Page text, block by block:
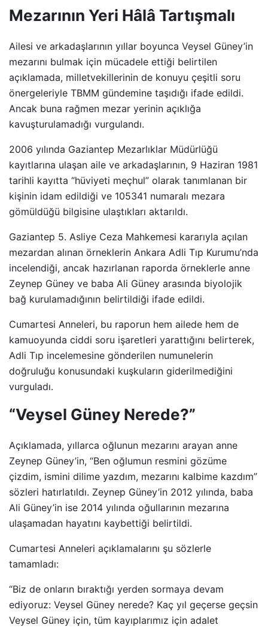
Mezarının Yeri Hâlâ Tartışmalı
Ailesi ve arkadaşlarının yıllar boyunca Veysel Güney’in
mezarını bulmak için mücadele ettiği belirtilen
açıklamada, milletvekillerinin de konuyu çeşitli soru
önergeleriyle TBMM gündemine taşıdığı ifade edildi.
Ancak buna rağmen mezar yerinin açıklığa
kavuşturulamadığı vurgulandı.
2006 yılında Gaziantep Mezarlıklar Müdürlüğü
kayıtlarına ulaşan aile ve arkadaşlarının, 9 Haziran 1981
tarihli kayıtta “hüviyeti meçhul” olarak tanımlanan bir
kişinin idam edildiği ve 105341 numaralı mezara
gömüldüğü bilgisine ulaştıkları aktarıldı.
Gaziantep 5. Asliye Ceza Mahkemesi kararıyla açılan
mezardan alınan örneklerin Ankara Adli Tıp Kurumu’nda
incelendiği, ancak hazırlanan raporda örneklerle anne
Zeynep Güney ve baba Ali Güney arasında biyolojik
bağ kurulamadığının belirtildiği ifade edildi.
Cumartesi Anneleri, bu raporun hem ailede hem de
kamuoyunda ciddi soru işaretleri yarattığını belirterek,
Adli Tıp incelemesine gönderilen numunelerin
doğruluğu konusundaki kuşkuların giderilmediğini
vurguladı.
“Veysel Güney Nerede?”
Açıklamada, yıllarca oğlunun mezarını arayan anne
Zeynep Güney’in, “Ben oğlumun resmini gözüme
çizdim, ismini dilime yazdım, mezarını kalbime kazdım”
sözleri hatırlatıldı. Zeynep Güney’in 2012 yılında, baba
Ali Güney’in ise 2014 yılında oğullarının mezarına
ulaşamadan hayatını kaybettiği belirtildi.
Cumartesi Anneleri açıklamalarını şu sözlerle
tamamladı:
“Biz de onların bıraktığı yerden sormaya devam
ediyoruz: Veysel Güney nerede? Kaç yıl geçerse geçsin
Veysel Güney için, tüm kayıplarımız için adalet